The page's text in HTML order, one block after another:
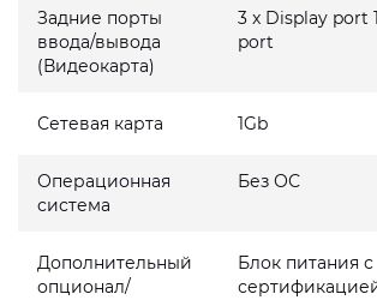
Задние порты
ввода/вывода
(Видеокарта)
3 x Display port
port
Сетевая карта 1Gb
Операционная
система
Без ОС
Дополнительный
опционал/
Блок питания с